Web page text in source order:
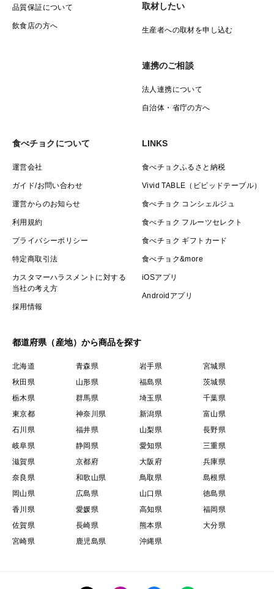
品質保証について
飲食店の方へ
取材したい
生産者への取材を申し込む
連携のご相談
法人連携について
自治体・省庁の方へ
食べチョクについて
運営会社
ガイド/お問い合わせ
運営からのお知らせ
利用規約
プライバシーポリシー
特定商取引法
カスタマーハラスメントに対する
当社の考え方
採用情報
LINKS
食べチョクふるさと納税
Vivid TABLE（ビビッドテーブル）
食べチョク コンシェルジュ
食べチョク フルーツセレクト
食べチョク ギフトカード
食べチョク&more
iOSアプリ
Androidアプリ
都道府県（産地）から商品を探す
北海道 青森県 岩手県
宮城県
秋田県
山形県 福島県
茨城県
栃木県
群馬県 埼玉県
千葉県
東京都
神奈川県 新潟県
富山県
石川県
福井県 山梨県
長野県
岐阜県
静岡県 愛知県
三重県
滋賀県
京都府 大阪府
兵庫県
奈良県
和歌山県 鳥取県
島根県
岡山県
広島県 山口県
徳島県
香川県
愛媛県 高知県
福岡県
佐賀県
長崎県 熊本県
大分県
宮崎県
鹿児島県 沖縄県